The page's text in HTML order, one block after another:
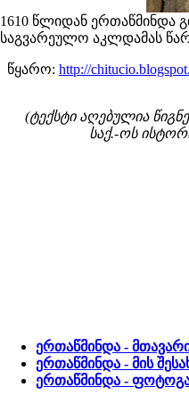
1610 წლიდან ერთაწმინდა
საგვარეულო აკლდამას
წყარო: http://
(ტექსტი აღებულია
საქ.-ოს
ერთაწმინდა -
ერთაწმინდა - მის
ერთაწმინდა -